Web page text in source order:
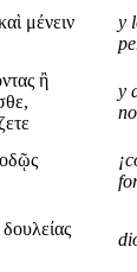
μένειν
y
ἢ
y